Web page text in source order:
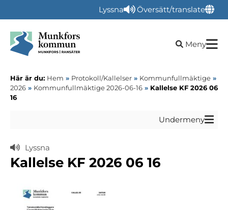
Lyssna Översätt/translate
Öppna
Meny
Här är du: Hem » Protokoll/Kallelser » Kommunfullmäktige »
2026 » Kommunfullmäktige 2026-06-16 » Kallelse KF 2026 06
16
Undermeny
Lyssna
Kallelse KF 2026 06 16